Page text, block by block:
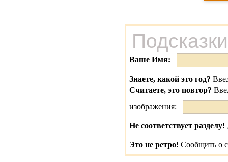
Ваше Имя:
Знаете, какой это год?
Считаете, это повтор?
изображения:
Не соответствует разделу!
Это не ретро! Сообщить о